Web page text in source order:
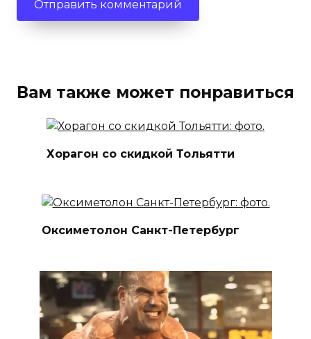
Вам также может понравиться
Хорагон со скидкой Тольятти
Оксиметолон Санкт-Петербург